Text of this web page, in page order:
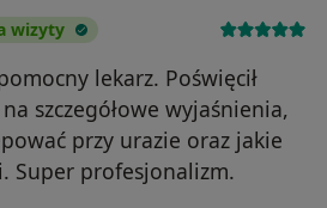
wizyty
lekarz. Poświęcił
szczegółowe wyjaśnienia,
przy urazie oraz jakie
Super profesjonalizm.